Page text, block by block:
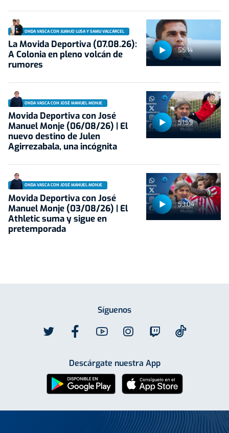
55:14
ONDA VASCA CON JUANJO LUSA Y SAMU VALCÁRCEL
La Movida Deportiva (07.08.26):
A Colonia en pleno volcán de
rumores
51:59
ONDA VASCA CON JOSÉ MANUEL MONJE
Movida Deportiva con José
Manuel Monje (06/08/26) | El
nuevo destino de Julen
Agirrezabala, una incógnita
53:04
ONDA VASCA CON JOSÉ MANUEL MONJE
Movida Deportiva con José
Manuel Monje (03/08/26) | El
Athletic suma y sigue en
pretemporada
Síguenos
Descárgate nuestra App